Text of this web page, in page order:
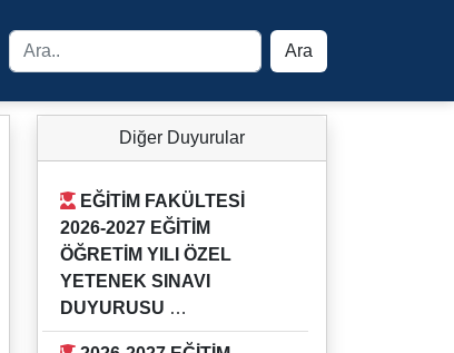
Ara
Diğer Duyurular
2026-2027 EĞİTİM
ÖĞRETİM YILI ÖZEL
YETENEK SINAVI
DUYURUSU
03.08.2026